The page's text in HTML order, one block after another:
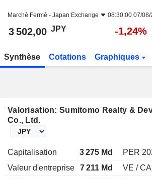
Marché Fermé - Japan Exchange 08:30:00 07/08/
3 502,00 JPY -1,24%
Synthèse Cotations Graphiques
Valorisation: Sumitomo Realty &
Co., Ltd.
Capitalisation 3 275 Md PER
Valeur d'entreprise
7 211 Md VE /